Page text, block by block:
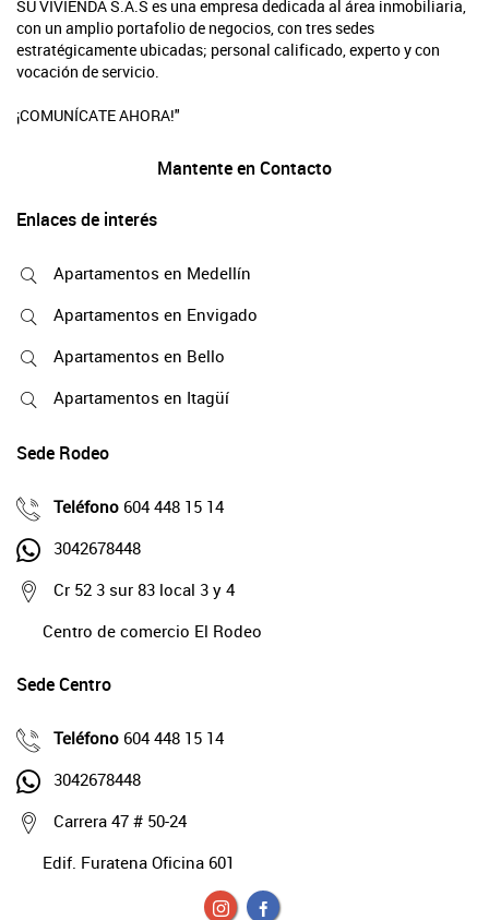
SU VIVIENDA S.A.S es una empresa dedicada al área inmobiliaria,
con un amplio portafolio de negocios, con tres sedes
estratégicamente ubicadas; personal calificado, experto y con
vocación de servicio.
¡COMUNÍCATE AHORA!"
Mantente en Contacto
Enlaces de interés
Apartamentos en Medellín
Apartamentos en Envigado
Apartamentos en Bello
Apartamentos en Itagüí
Sede Rodeo
Teléfono 604 448 15 14
3042678448
Cr 52 3 sur 83 local 3 y 4
Centro de comercio El Rodeo
Sede Centro
Teléfono 604 448 15 14
3042678448
Carrera 47 # 50-24
Edif. Furatena Oficina 601